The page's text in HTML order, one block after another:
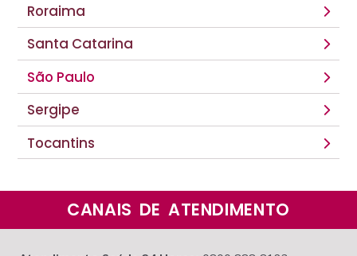
Roraima
Santa Catarina
São Paulo
Sergipe
Tocantins
CANAIS DE ATENDIMENTO